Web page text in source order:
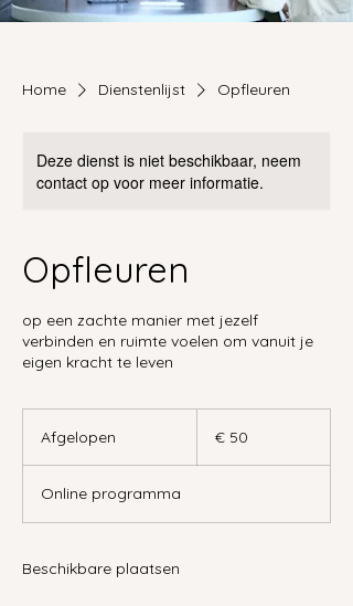
Home Dienstenlijst Opfleuren
Deze dienst is niet beschikbaar, neem
contact op voor meer informatie.
Opfleuren
op een zachte manier met jezelf
verbinden en ruimte voelen om vanuit je
eigen kracht te leven
Afgelopen
e
l
p
e
€ 50
Online programma
Beschikbare plaatsen